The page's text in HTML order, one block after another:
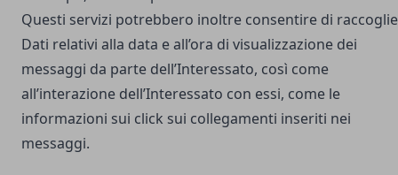
Questi servizi potrebbero inoltre consentire di
Dati relativi alla data e all’ora di visualizzazione dei
messaggi da parte dell’Interessato, così come
all’interazione dell’Interessato con essi, come le
informazioni sui click sui collegamenti inseriti nei
messaggi.